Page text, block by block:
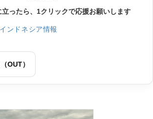
立ったら、1クリックで応援お願いします
OUT）